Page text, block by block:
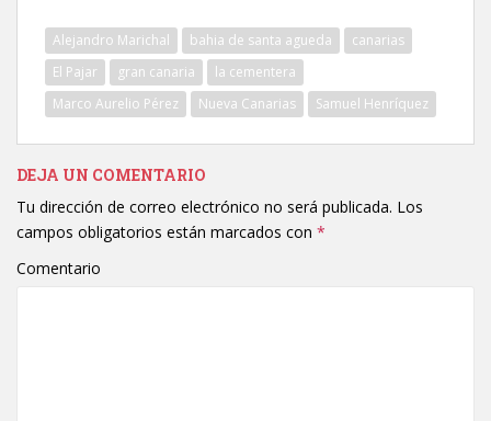
Alejandro Marichal bahia de santa agueda
canarias
El Pajar
gran canaria
la cementera
Marco Aurelio Pérez
Nueva Canarias Samuel Henríquez
DEJA UN COMENTARIO
Tu dirección de correo electrónico no será publicada. Los
campos obligatorios están marcados con *
Comentario